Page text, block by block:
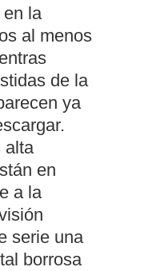
la
al menos
de la
ya
alta
en
a la
serie una
borrosa